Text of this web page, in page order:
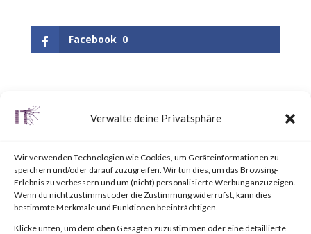
Verwalte deine Privatsphäre
Wir verwenden Technologien wie Cookies, um Geräteinformationen zu
speichern und/oder darauf zuzugreifen. Wir tun dies, um das Browsing-
Erlebnis zu verbessern und um (nicht) personalisierte Werbung anzuzeigen.
Wenn du nicht zustimmst oder die Zustimmung widerrufst, kann dies
bestimmte Merkmale und Funktionen beeinträchtigen.
Klicke unten, um dem oben Gesagten zuzustimmen oder eine detaillierte
Facebook 0
What is WinRAR?
for file
compression/decompression
and archive management.